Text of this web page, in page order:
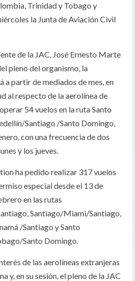
Trinidad y Tobago y
la Junta de Aviación Civil
de la JAC, José Ernesto Marte
pleno del organismo, la
a partir de mediados de mes, en
al respecto de la aerolínea de
54 vuelos en la ruta Santo
Santiago /Santo Domingo,
con una frecuencia de dos
y los jueves.
ha pedido realizar 317 vuelos
especial desde el 13 de
en las rutas
Santiago/Miami/Santiago,
/Santiago y Santo
Santo Domingo.
de las aerolíneas extranjeras
y, en su sesión, el pleno de la JAC